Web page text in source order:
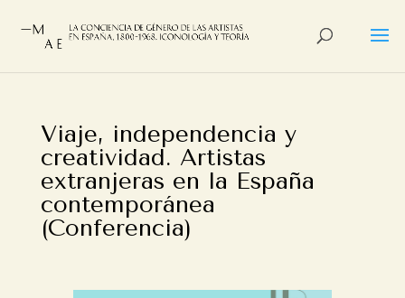
Viaje, independencia y
creatividad. Artistas
extranjeras en la España
contemporánea
(Conferencia)